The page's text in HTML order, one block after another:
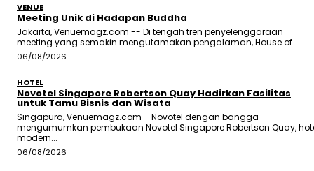
VENUE
Meeting Unik di Hadapan Buddha
Jakarta, Venuemagz.com -- Di tengah tren penyelenggaraan
meeting yang semakin mengutamakan pengalaman, House of...
06/08/2026
HOTEL
Novotel Singapore Robertson Quay Hadirkan Fasilitas
untuk Tamu Bisnis dan Wisata
Singapura, Venuemagz.com – Novotel dengan bangga
mengumumkan pembukaan Novotel Singapore Robertson Quay,
modern...
06/08/2026